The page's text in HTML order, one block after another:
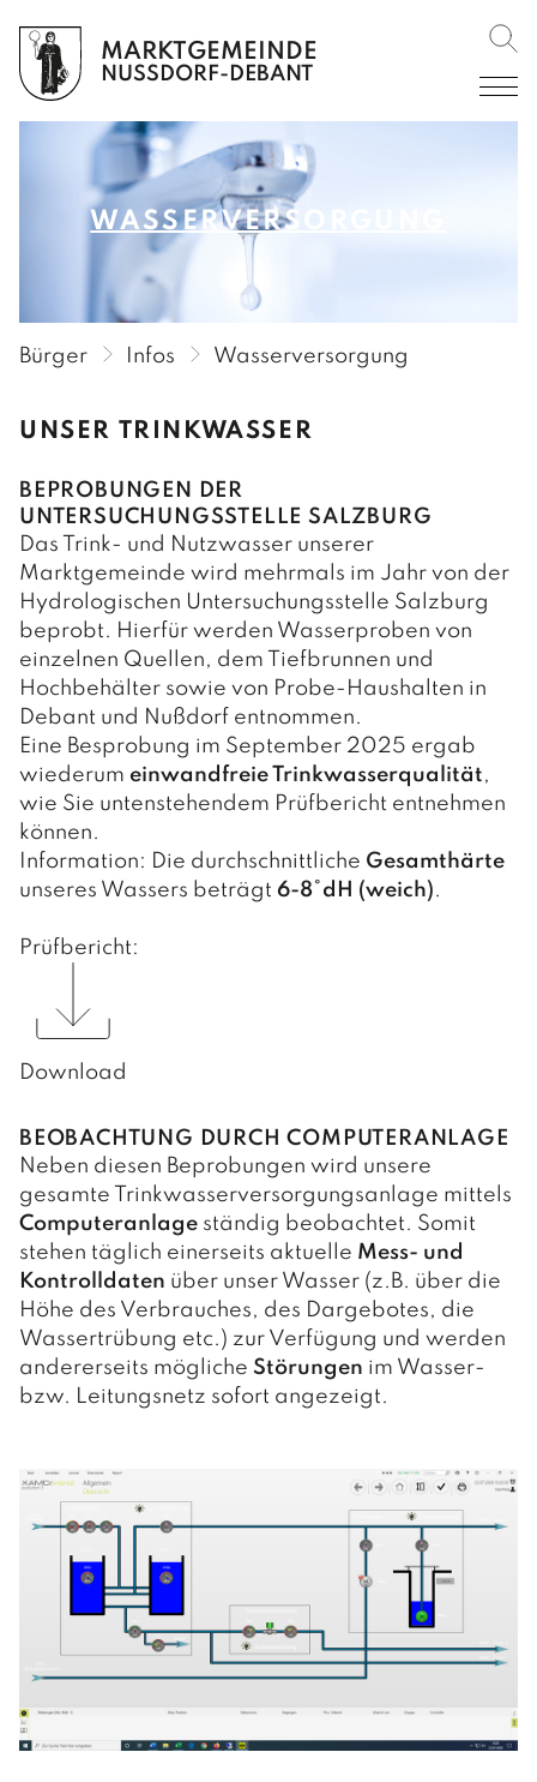
MARKTGEMEINDE
NUSSDORF-DEBANT
BÜRGER
AKTUELLES
Amtliche Mitteilungen
Amtstafel
Verordnungen im RIS
Veranstaltungen
Rückblicke
Gemeinderundschreiben
SERVICE
Aktuelle Informationen
Vorsorge Stromausfall/Blackout
Müllentsorgung
Wasserversorgung
Regionet
GEMEINDE
VERWALTUNG
Amts- und Sprechstunden
PERSONEN UND KONTAKT
Verwaltung
Hausmeister / Reinigung
Bauhof
INFOS
Gemeindedaten
Chronik
POLITIK
BÜRGERMEISTER
GEMEINDERAT
LEBEN
FAMILIE & KINDER
O.K.-Zentrum Debant
Kindergärten
Schulen
Büchereien
Wohn- und Pflegeheim
GESUNDHEIT
Ärzte und Apotheken
Sozialsprengel
FREIZEIT
Vereine
Sport- und Freizeitzentrum
Spielplätze
PFARREN
Pfarre Nußdorf
Der Wirtschaftsstandort
Gewerbebetriebe
Gastronomiebetriebe
Beherbergungsbetriebe
WASSERVERSORGUNG
Bürger Infos Wasserversorgung
UNSER TRINKWASSER
BEPROBUNGEN DER
UNTERSUCHUNGSSTELLE SALZBURG
Das Trink- und Nutzwasser unserer
Marktgemeinde wird mehrmals im Jahr von der
Hydrologischen Untersuchungsstelle Salzburg
beprobt. Hierfür werden Wasserproben von
einzelnen Quellen, dem Tiefbrunnen und
Hochbehälter sowie von Probe-Haushalten in
Debant und Nußdorf entnommen.
Eine Besprobung im September 2025 ergab
wiederum einwandfreie Trinkwasserqualität,
wie Sie untenstehendem Prüfbericht entnehmen
können.
Information: Die durchschnittliche Gesamthärte
unseres Wassers beträgt 6-8°dH (weich).
Prüfbericht:
Download
BEOBACHTUNG DURCH COMPUTERANLAGE
Neben diesen Beprobungen wird unsere
gesamte Trinkwasserversorgungsanlage mittels
Computeranlage ständig beobachtet. Somit
stehen täglich einerseits aktuelle Mess- und
Kontrolldaten über unser Wasser (z.B. über die
Höhe des Verbrauches, des Dargebotes, die
Wassertrübung etc.) zur Verfügung und werden
andererseits mögliche Störungen im Wasser-
bzw. Leitungsnetz sofort angezeigt.